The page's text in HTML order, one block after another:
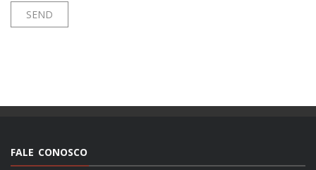
FALE CONOSCO